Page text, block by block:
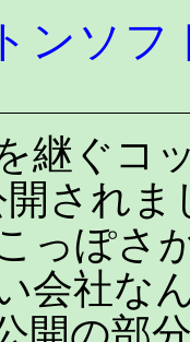
ンソフ
継ぐコ
され
っぽさ
会社な